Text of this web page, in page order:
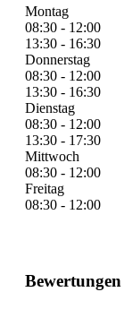
Montag
08:30 - 12:00
13:30 - 16:30
Donnerstag
08:30 - 12:00
13:30 - 16:30
Dienstag
08:30 - 12:00
13:30 - 17:30
Mittwoch
08:30 - 12:00
Freitag
08:30 - 12:00
Bewertungen